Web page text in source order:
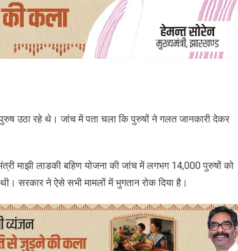
उठा रहे थे। जांच में पता चला कि पुरुषों ने गलत जानकारी देकर
माझी लाडकी बहिण योजना की जांच में लगभग 14,000 पुरुषों को
सरकार ने ऐसे सभी मामलों में भुगतान रोक दिया है।